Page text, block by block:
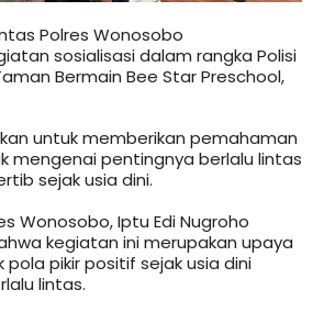
Polres Wonosobo
sosialisasi dalam rangka Polisi
Bermain Bee Star Preschool,
untuk memberikan pemahaman
mengenai pentingnya berlalu lintas
sejak usia dini.
Wonosobo, Iptu Edi Nugroho
kegiatan ini merupakan upaya
pikir positif sejak usia dini
lintas.